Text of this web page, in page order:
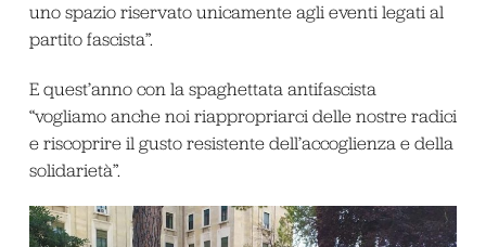
uno spazio riservato unicamente agli eventi legati al
partito fascista”.
E quest’anno con la spaghettata antifascista
“vogliamo anche noi riappropriarci delle nostre radici
e riscoprire il gusto resistente dell’accoglienza e della
solidarietà”.